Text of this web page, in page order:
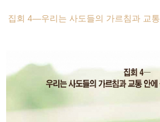
집회 4―우리는 사도들의 가르침과 교